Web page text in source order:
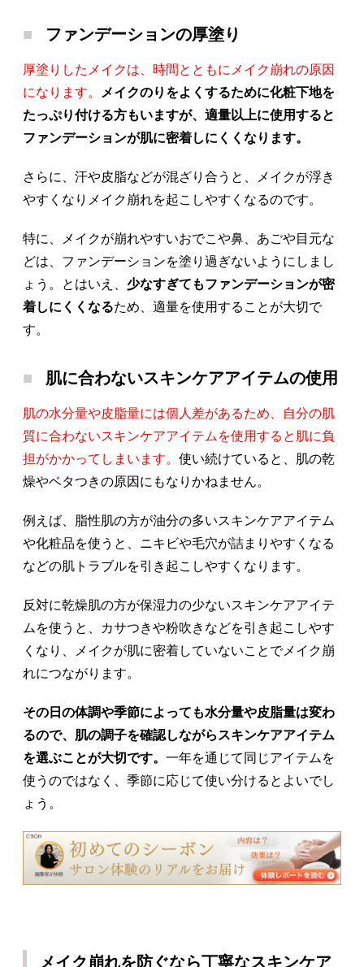
ファンデーションの厚塗り
厚塗りしたメイクは、時間とともにメイク崩れの原因
になります。
メイクのりをよくするために化粧下地を
たっぷり付ける方もいますが、適量以上に使用すると
ファンデーションが肌に密着しにくくなります。
さらに、汗や皮脂などが混ざり合うと、メイクが浮き
やすくなりメイク崩れを起こしやすくなるのです。
特に、メイクが崩れやすいおでこや鼻、あごや目元な
どは、ファンデーションを塗り過ぎないようにしまし
ょう。とはいえ、 少なすぎてもファンデーションが密
着しにくくなるため、適量を使用することが大切で
す。
肌に合わないスキンケアアイテムの使用
肌の水分量や皮脂量には個人差があるため、自分の肌
質に合わないスキンケアアイテムを使用すると肌に負
担がかかってしまいます。 使い続けていると、肌の乾
燥やベタつきの原因にもなりかねません。
例えば、脂性肌の方が油分の多いスキンケアアイテム
や化粧品を使うと、ニキビや毛穴が詰まりやすくなる
などの肌トラブルを引き起こしやすくなります。
反対に乾燥肌の方が保湿力の少ないスキンケアアイテ
ムを使うと、カサつきや粉吹きなどを引き起こしやす
くなり、メイクが肌に密着していないことでメイク崩
れにつながります。
その日の体調や季節によっても水分量や皮脂量は変わ
るので、肌の調子を確認しながらスキンケアアイテム
を選ぶことが大切です。 一年を通じて同じアイテムを
使うのではなく、季節に応じて使い分けるとよいでし
ょう。
メイク崩れを防ぐなら丁寧なスキンケア